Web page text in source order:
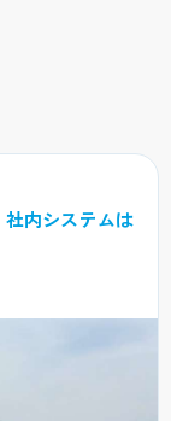
社内システムは